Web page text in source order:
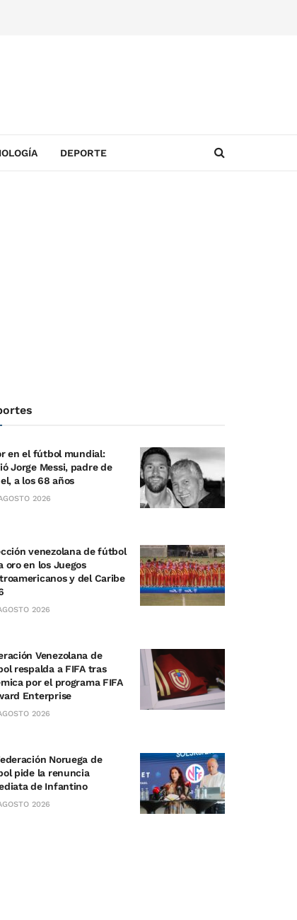
DEPORTE
en el fútbol mundial:
Jorge Messi, padre de
a los 68 años
2026
venezolana de fútbol
oro en los Juegos
y del Caribe
2026
Venezolana de
respalda a FIFA tras
por el programa FIFA
Enterprise
2026
Noruega de
pide la renuncia
de Infantino
2026